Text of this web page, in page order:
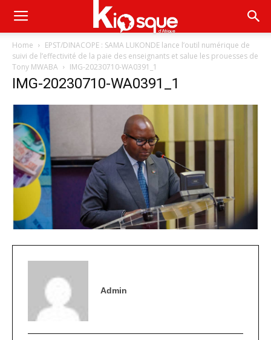
Home
EPST/DINACOPE : SAMA LUKONDE lance l’outil numérique de
suivi de l’effectivité de la paie des enseignants et salue les prouesses de
Tony MWABA
IMG-20230710-WA0391_1
IMG-20230710-WA0391_1
Admin